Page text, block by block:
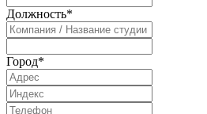
Должность*
Город*